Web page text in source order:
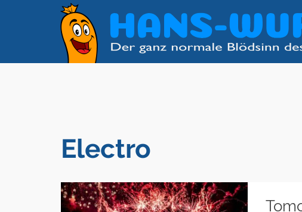
Electro